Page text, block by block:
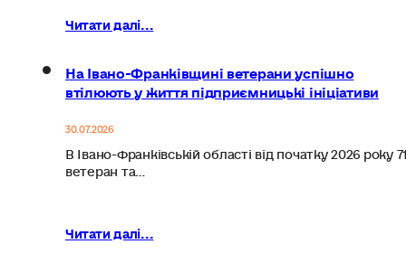
Читати далі...
На Івано-Франківщині ветерани успішно
втілюють у життя підприємницькі ініціативи
30.07.2026
В Івано-Франківській області від початку 2026 року
ветеран та…
Читати далі...